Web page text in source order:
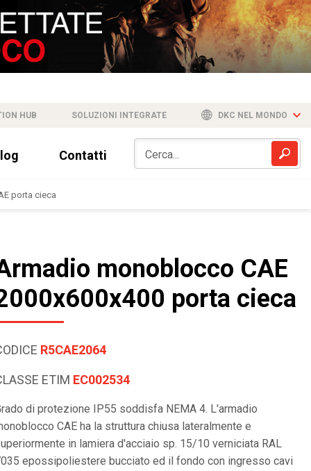
HUB SOLUZIONI INTEGRATE DKC NEL MONDO
Contatti
porta cieca
monoblocco CAE
porta cieca
R5CAE2064
ETIM EC002534
di protezione IP55 soddisfa NEMA 4. L'armadio
CAE ha la struttura chiusa lateralmente e
in lamiera d'acciaio sp. 15/10 verniciata RAL
epossipoliestere bucciato ed il fondo con ingresso cavi